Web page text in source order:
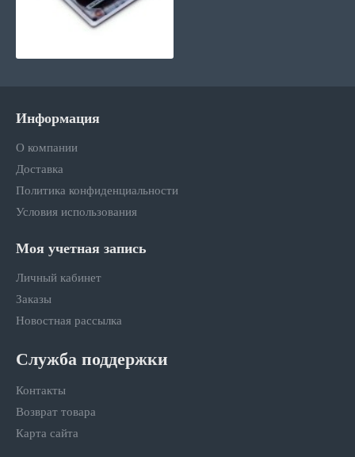
Информация
О компании
Доставка
Политика конфиденциальности
Условия использования
Моя учетная запись
Личный кабинет
Заказы
Новостная рассылка
Служба поддержки
Контакты
Возврат товара
Карта сайта